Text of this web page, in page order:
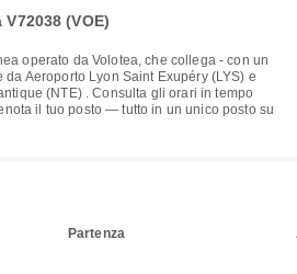
(VOE)
operato daVolotea, che collega -con un
da Aeroporto Lyon Saint Exupéry (LYS) e
(NTE) . Consulta gli orari in tempo
il tuo posto — tutto in un unico posto su
Partenza